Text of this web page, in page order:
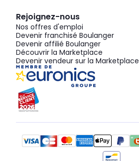
Rejoignez-nous
Nos offres d'emploi
Devenir franchisé Boulanger
Devenir affilié Boulanger
Découvrir la Marketplace
Devenir vendeur sur la Marketplace